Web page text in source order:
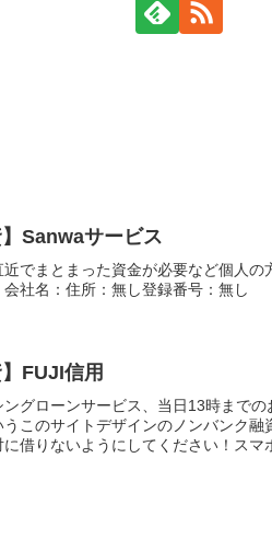
】Sanwaサービス
近でまとまった資金が必要など個人
会社名：住所：無し登録番号：無し
】FUJI信用
ングローンサービス、当日13時まで
うこのサイトデザインのノンバンク
に借りないようにしてください！スマ